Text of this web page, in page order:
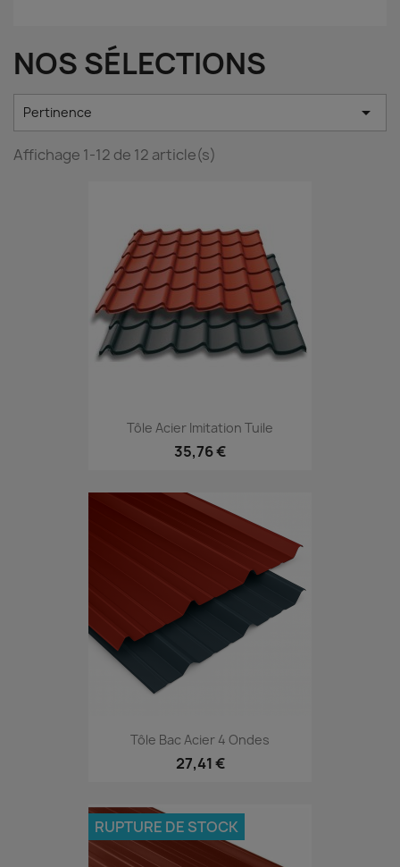
NOS SÉLECTIONS
Pertinence 
Affichage 1-12 de 12 article(s)
Tôle Acier Imitation Tuile
35,76 €
Tôle Bac Acier 4 Ondes
27,41 €
RUPTURE DE STOCK